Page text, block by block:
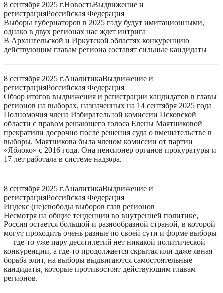
8 сентября 2025 г.НовостьВыдвижение и
регистрацияРоссийская Федерация
Выборы губернаторов в 2025 году будут имитационными,
однако в двух регионах нас ждет интрига
В Архангельской и Иркутской областях конкуренцию
действующим главам региона составят сильные кандидаты
8 сентября 2025 г.АналитикаВыдвижение и
регистрацияРоссийская Федерация
Обзор итогов выдвижения и регистрации кандидатов в главы
регионов на выборах, назначенных на 14 сентября 2025 года
Полномочия члена Избирательной комиссии Псковской
области с правом решающего голоса Елены Маятниковой
прекратили досрочно после решения суда о вмешательстве в
выборы. Маятникова была членом комиссии от партии
«Яблоко» с 2016 года. Она пенсионер органов прокуратуры и
17 лет работала в системе надзора.
8 сентября 2025 г.АналитикаВыдвижение и
регистрацияРоссийская Федерация
Индекс (не)свободы выборов глав регионов
Несмотря на общие тенденции во внутренней политике,
Россия остается большой и разнообразной страной, в которой
могут проходить очень разные по своей сути и форме выборы
— где-то уже пару десятилетий нет никакой политической
конкуренции, а где-то продолжается скрытая или даже явная
борьба элит, на выборы выдвигаются самостоятельные
кандидаты, которые противостоят действующим главам
регионов.